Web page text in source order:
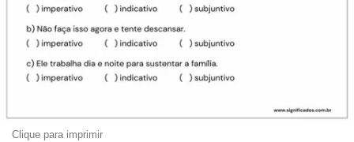
Clique para imprimir